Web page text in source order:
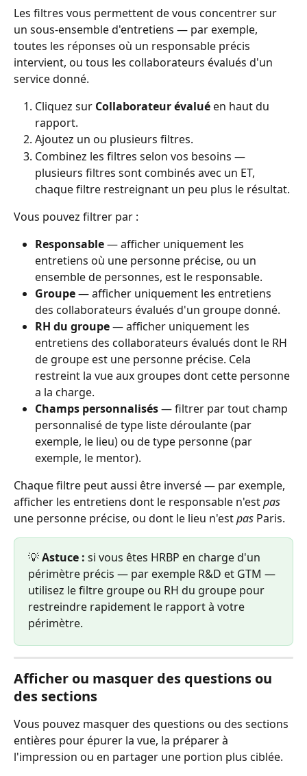
Les filtres vous permettent de vous concentrer sur
un sous-ensemble d'entretiens — par exemple,
toutes les réponses où un responsable précis
intervient, ou tous les collaborateurs évalués d'un
service donné.
Cliquez sur Collaborateur évalué en haut du
rapport.
Ajoutez un ou plusieurs filtres.
Combinez les filtres selon vos besoins —
plusieurs filtres sont combinés avec un ET,
chaque filtre restreignant un peu plus le résultat.
Vous pouvez filtrer par :
Responsable — afficher uniquement les
entretiens où une personne précise, ou un
ensemble de personnes, est le responsable.
Groupe — afficher uniquement les entretiens
des collaborateurs évalués d'un groupe donné.
RH du groupe — afficher uniquement les
entretiens des collaborateurs évalués dont le RH
de groupe est une personne précise. Cela
restreint la vue aux groupes dont cette personne
a la charge.
Champs personnalisés — filtrer par tout champ
personnalisé de type liste déroulante (par
exemple, le lieu) ou de type personne (par
exemple, le mentor).
Chaque filtre peut aussi être inversé — par exemple,
afficher les entretiens dont le responsable n'est pas
une personne précise, ou dont le lieu n'est pas Paris.
💡 Astuce : si vous êtes HRBP en charge d'un
périmètre précis — par exemple R&D et GTM —
utilisez le filtre groupe ou RH du groupe pour
restreindre rapidement le rapport à votre
périmètre.
Afficher ou masquer des questions ou
des sections
Vous pouvez masquer des questions ou des sections
entières pour épurer la vue, la préparer à
l'impression ou en partager une portion plus ciblée.